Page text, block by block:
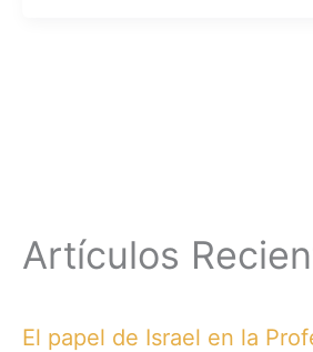
Artículos
El papel de Israel en la